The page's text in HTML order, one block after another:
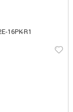
16PK-R1